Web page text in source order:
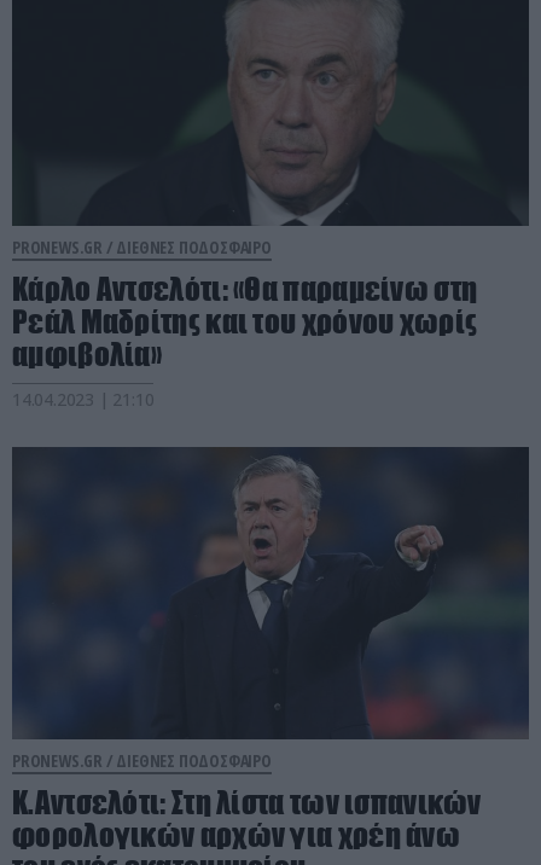
PRONEWS.GR / ΔΙΕΘΝΕΣ ΠΟΔΟΣΦΑΙΡΟ
Κάρλο Αντσελότι: «Θα παραμείνω στη
Ρεάλ Μαδρίτης και του χρόνου χωρίς
αμφιβολία»
14.04.2023 | 21:10
PRONEWS.GR / ΔΙΕΘΝΕΣ ΠΟΔΟΣΦΑΙΡΟ
Κ.Αντσελότι: Στη λίστα των ισπανικών
φορολογικών αρχών για χρέη άνω